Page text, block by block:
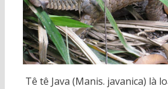
Tê tê Java (Manis. javanica) là